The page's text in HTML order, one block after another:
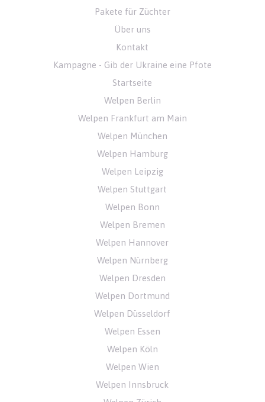
Pakete für Züchter
Über uns
Kontakt
Kampagne - Gib der Ukraine eine Pfote
Startseite
Welpen Berlin
Welpen Frankfurt am Main
Welpen München
Welpen Hamburg
Welpen Leipzig
Welpen Stuttgart
Welpen Bonn
Welpen Bremen
Welpen Hannover
Welpen Nürnberg
Welpen Dresden
Welpen Dortmund
Welpen Düsseldorf
Welpen Essen
Welpen Köln
Welpen Wien
Welpen Innsbruck